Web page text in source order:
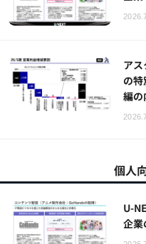
ア
の
編の
個人
U-
企業